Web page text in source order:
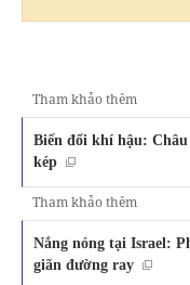
Tham khảo thêm
Biến đổi khí hậu:
kép
Tham khảo thêm
Nắng nóng tại Israel:
giãn đường ray